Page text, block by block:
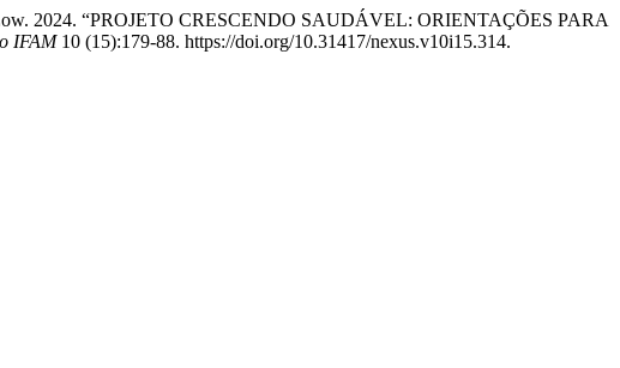
2024. “PROJETO CRESCENDO SAUDÁVEL: ORIENTAÇÕES PARA
IFAM10 (15):179-88. https://doi.org/10.31417/nexus.v10i15.314.